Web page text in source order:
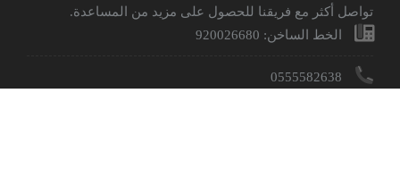
تواصل أكثر مع فريقنا للحصول على مزيد من المساعدة.
الخط الساخن: 920026680
0555582638